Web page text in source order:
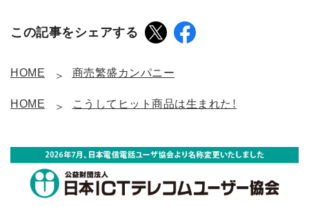
この記事をシェアする
HOME 商売繁盛カンパニー
HOME こうしてヒット商品は生まれた！